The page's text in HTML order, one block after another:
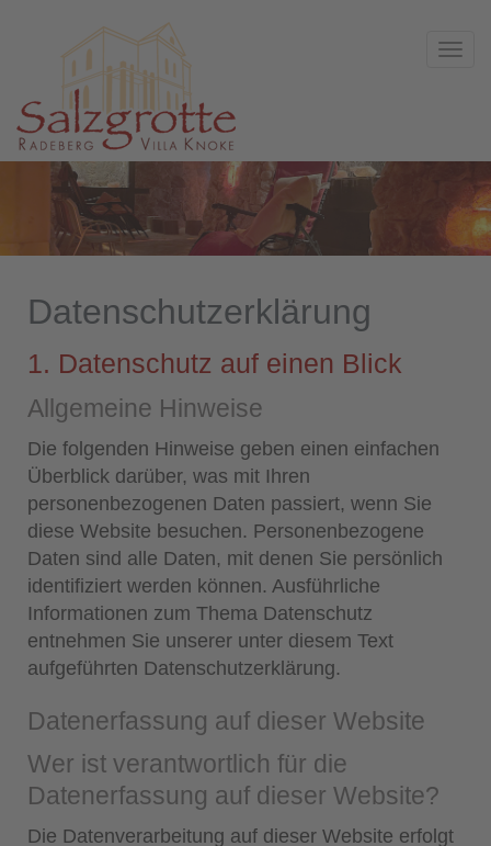
Datenschutz­erklärung
1. Datenschutz auf einen Blick
Allgemeine Hinweise
Die folgenden Hinweise geben einen einfachen
Überblick darüber, was mit Ihren
personenbezogenen Daten passiert, wenn Sie
diese Website besuchen. Personenbezogene
Daten sind alle Daten, mit denen Sie persönlich
identifiziert werden können. Ausführliche
Informationen zum Thema Datenschutz
entnehmen Sie unserer unter diesem Text
aufgeführten Datenschutzerklärung.
Datenerfassung auf dieser Website
Wer ist verantwortlich für die
Datenerfassung auf dieser Website?
Die Datenverarbeitung auf dieser Website erfolgt